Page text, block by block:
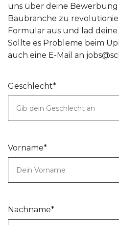
uns über deine
Baubranche zu
Formular aus und lad
Sollte es Probleme beim
auch eine E-Mail an
Geschlecht*
Gib dein Geschlecht an
Vorname*
Nachname*